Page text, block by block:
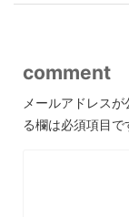
comment
メールアドレスが
る欄は必須項目で